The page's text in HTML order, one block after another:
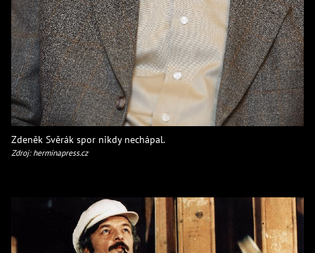
Zdeněk Svěrák spor nikdy nechápal.
Zdroj: herminapress.cz